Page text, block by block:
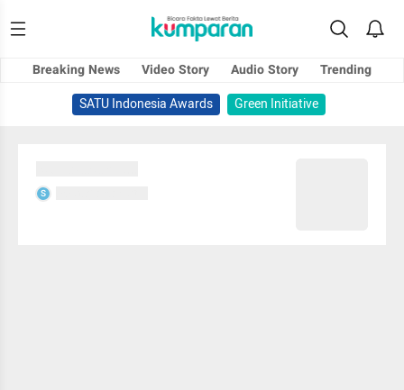
Breaking News Video Story Audio Story
Trending
SATU Indonesia Awards
Green Initiative
S